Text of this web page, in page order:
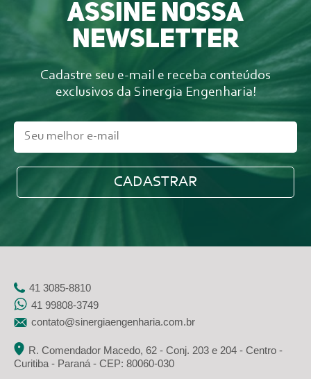
Assine nossa
newsletter
Cadastre seu e-mail e receba conteúdos
exclusivos da Sinergia Engenharia!
41 3085-8810
41 99808-3749
contato@sinergiaengenharia.com.br
R. Comendador Macedo, 62 - Conj. 203 e 204 - Centro -
Curitiba - Paraná - CEP: 80060-030